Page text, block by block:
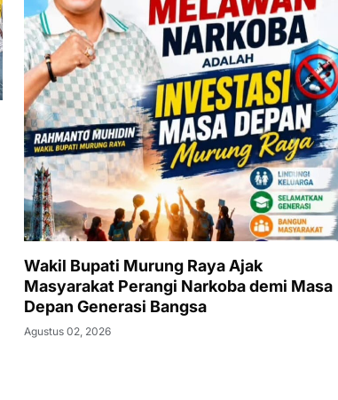
Wakil Bupati Murung Raya Ajak
Masyarakat Perangi Narkoba demi Masa
Depan Generasi Bangsa
Agustus 02, 2026